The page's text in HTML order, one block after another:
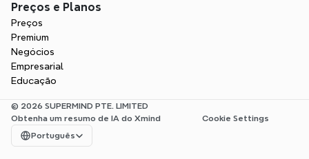
Preços e Planos
Preços
Premium
Negócios
Empresarial
Educação
© 2026 SUPERMIND PTE. LIMITED
Obtenha um resumo de IA do Xmind
Cookie Settings
Select Language
Português